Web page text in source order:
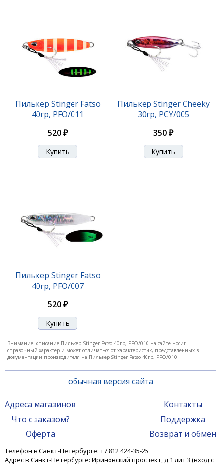
Пилькер Stinger Fatso
40гр, PFO/011
520 ₽
Пилькер Stinger Cheeky
30гр, PCY/005
350 ₽
Пилькер Stinger Fatso
40гр, PFO/007
520 ₽
Внимание: описание Пилькер Stinger Fatso 40гр, PFO/010 на сайте носит
справочный характер и может отличаться от характеристик, представленных в
документации производителя на Пилькер Stinger Fatso 40гр, PFO/010.
обычная версия сайта
Адреса магазинов
Что с заказом?
Оферта
Контакты
Поддержка
Возврат и обмен
Телефон в Санкт-Петербурге: +7 812 424-35-25
Адрес в Санкт-Петербурге: Ириновский проспект, д 1 лит 3 (вход с